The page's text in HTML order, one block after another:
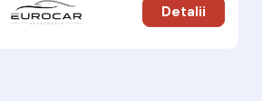
Detalii